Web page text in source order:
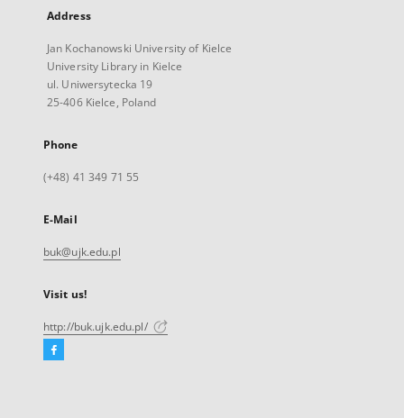
Address
Jan Kochanowski University of Kielce
University Library in Kielce
ul. Uniwersytecka 19
25-406 Kielce, Poland
Phone
(+48) 41 349 71 55
E-Mail
buk@ujk.edu.pl
Visit us!
http://buk.ujk.edu.pl/
Facebook